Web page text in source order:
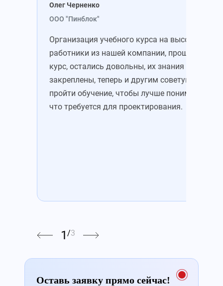
Олег Черненко
ООО "Пинблок"
Организация учебного курса на высоте. Все
работники из нашей компании, прошедшие
курс, остались довольны, их знания
закреплены, теперь и другим советую
пройти обучение, чтобы лучше понимать,
что требуется для проектирования.
1 /3
Оставь заявку прямо сейчас!